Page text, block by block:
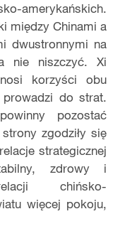
amerykańskich.
między Chinami a
dwustronnymi na
nie niszczyć. Xi
korzyści obu
do strat.
pozostać
zgodziły się
strategicznej
zdrowy i
chińsko-
więcej pokoju,